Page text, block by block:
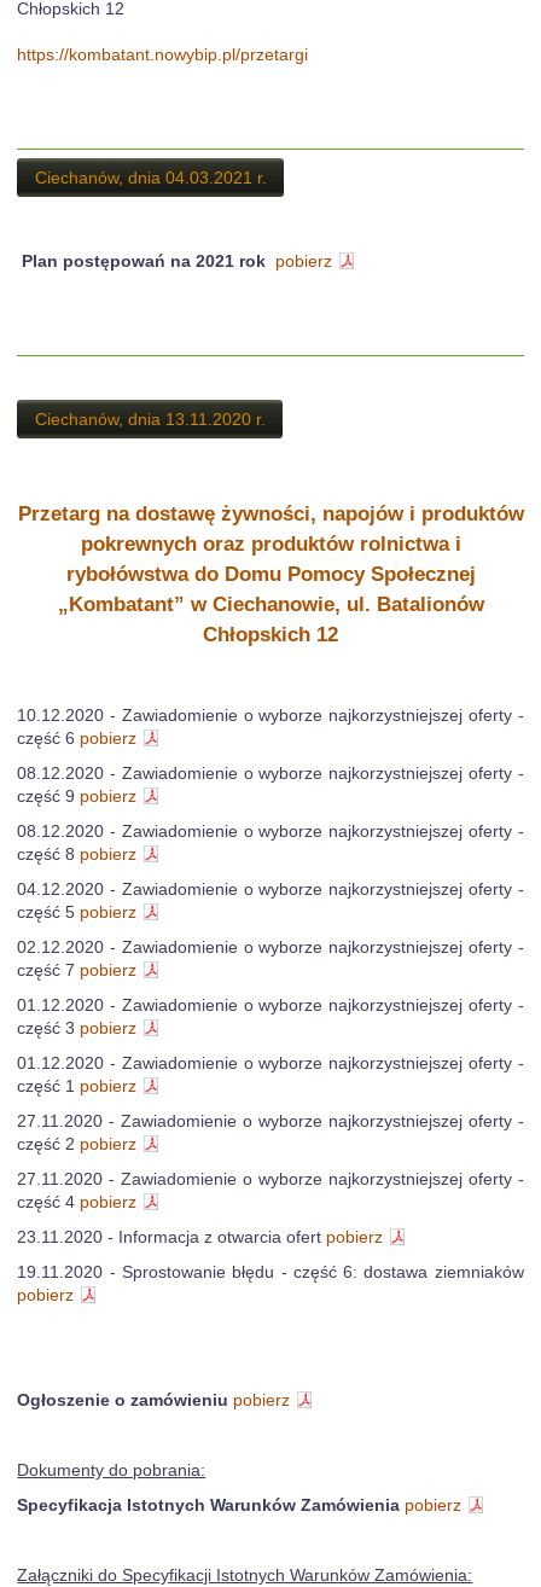
Chłopskich 12
https://kombatant.nowybip.pl/przetargi
Ciechanów, dnia 04.03.2021 r.
Plan postępowań na 2021 rok pobierz
Ciechanów, dnia 13.11.2020 r.
Przetarg na dostawę żywności, napojów i produktów
pokrewnych oraz produktów rolnictwa i
rybołówstwa do Domu Pomocy Społecznej
„Kombatant” w Ciechanowie, ul. Batalionów
Chłopskich 12
10.12.2020 - Zawiadomienie o wyborze najkorzystniejszej oferty -
część 6 pobierz
08.12.2020 - Zawiadomienie o wyborze najkorzystniejszej oferty -
część 9 pobierz
08.12.2020 - Zawiadomienie o wyborze najkorzystniejszej oferty -
część 8 pobierz
04.12.2020 - Zawiadomienie o wyborze najkorzystniejszej oferty -
część 5 pobierz
02.12.2020 - Zawiadomienie o wyborze najkorzystniejszej oferty -
część 7 pobierz
01.12.2020 - Zawiadomienie o wyborze najkorzystniejszej oferty -
część 3 pobierz
01.12.2020 - Zawiadomienie o wyborze najkorzystniejszej oferty -
część 1 pobierz
27.11.2020 - Zawiadomienie o wyborze najkorzystniejszej oferty -
część 2 pobierz
27.11.2020 - Zawiadomienie o wyborze najkorzystniejszej oferty -
część 4 pobierz
23.11.2020 - Informacja z otwarcia ofert pobierz
19.11.2020 - Sprostowanie błędu - część 6: dostawa ziemniaków
pobierz
Ogłoszenie o zamówieniu pobierz
Dokumenty do pobrania:
Specyfikacja Istotnych Warunków Zamówienia pobierz
Załączniki do Specyfikacji Istotnych Warunków Zamówienia: